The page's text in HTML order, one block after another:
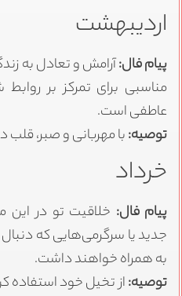
اردیبهشت
پیام فال:آرامش و تعادل به
مناسبی برای تمرکز بر
عاطفی است.
توصیه:با مهربانی و صبر، قلب
خرداد
پیام فال:خلاقیت تو در این
جدید یا سرگرمی‌هایی که
به همراه خواهند داشت.
توصیه:از تخیل خود استفاده